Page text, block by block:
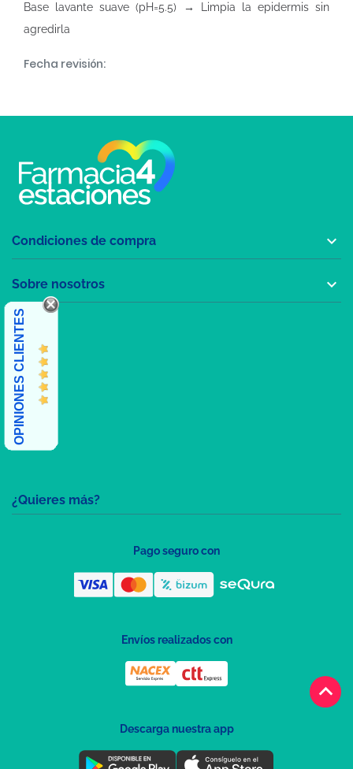
Base lavante suave (pH=5.5) → Limpia la epidermis sin
agredirla
Fecha revisión:
keyboard_arrow_up
¿Quieres más?
Condiciones de compra 
Sobre nosotros 
OPINIONES CLIENTES
Pago seguro con
Envíos realizados con
Descarga nuestra app